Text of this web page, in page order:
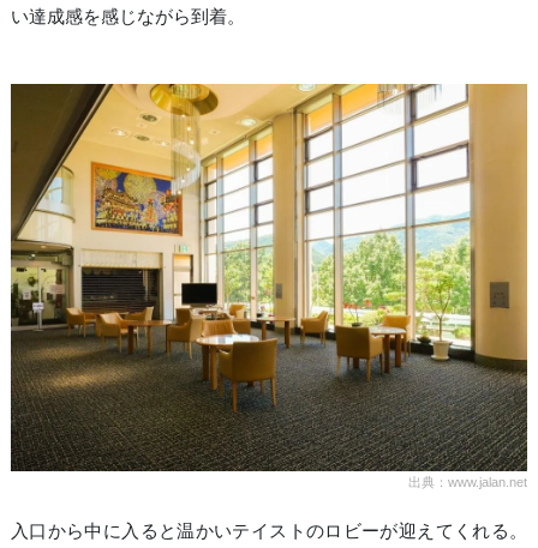
い達成感を感じながら到着。
出典：www.jalan.net
入口から中に入ると温かいテイストのロビーが迎えてくれる。